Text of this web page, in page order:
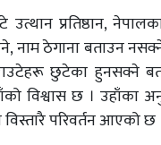
उत्थान प्रतिष्ठान,
नाम ठेगाना बताउन
छुटेका हुनसक्ने
विश्वास छ । उहाँका
विस्तारै परिवर्तन आएको छ